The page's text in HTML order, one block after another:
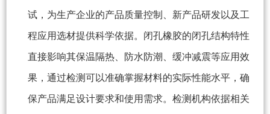
试，为生产企业的产品质量控制、新产品研发以及工
程应用选材提供科学依据。闭孔橡胶的闭孔结构特性
直接影响其保温隔热、防水防潮、缓冲减震等应用效
果，通过检测可以准确掌握材料的实际性能水平，确
保产品满足设计要求和使用需求。检测机构依据相关